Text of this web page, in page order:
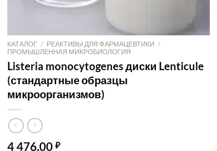
КАТАЛОГ / РЕАКТИВЫ ДЛЯ ФАРМАЦЕВТИКИ /
ПРОМЫШЛЕННАЯ МИКРОБИОЛОГИЯ
Listeria monocytogenes диски Lenticule
(стандартные образцы
микроорганизмов)
4 476,00 ₽